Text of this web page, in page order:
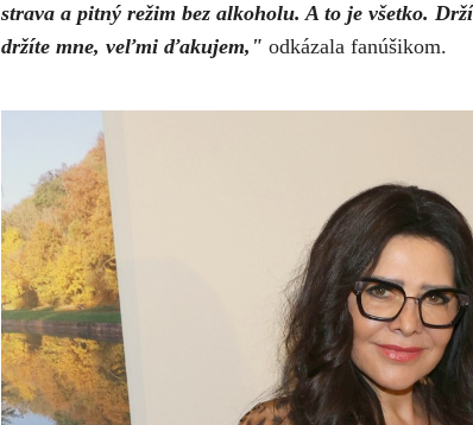
strava a pitný režim bez alkoholu. A to je všetko.
držíte mne, veľmi ďakujem," odkázala fanúšikom.